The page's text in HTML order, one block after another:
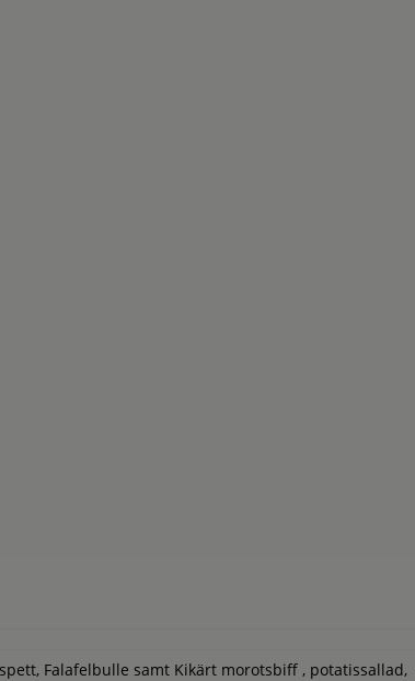
Falafelbulle samt Kikärt morotsbiff ,